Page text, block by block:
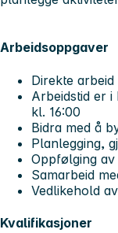
Arbeidsoppgaver
Direkte
Arbeidstid er
kl. 16:00
Bidra med å
Planlegging,
Oppfølging
Samarbeid
Vedlikehold
Kvalifikasjoner